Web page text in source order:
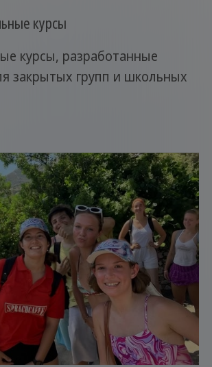
курсы
курсы, разработанные
закрытых групп и школьных